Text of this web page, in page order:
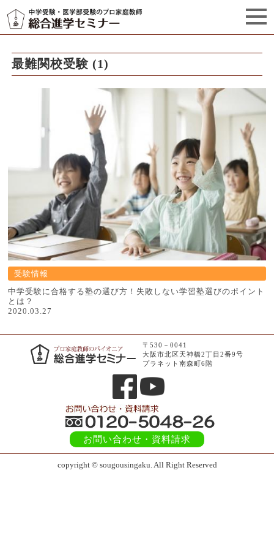
セミナーからのお知らせ（5）
最難関校受験 (1)
受験情報
中学受験に合格する塾の選び方！失敗しない学習塾選びのポイント
とは？
2020.03.27
〒530－0041
大阪市北区天神橋2丁目2番9号
プラネット南森町6階
お問い合わせ ・資料請求
copyright © sougousingaku. All Right Reserved